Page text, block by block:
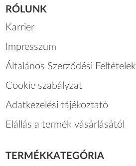
RÓLUNK
Karrier
Impresszum
Általános Szerződési Feltételek
Cookie szabályzat
Adatkezelési tájékoztató
Elállás a termék vásárlásától
TERMÉKKATEGÓRIA